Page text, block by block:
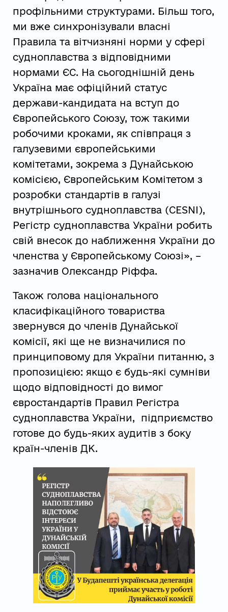
профільними структурами. Більш того,
ми вже синхронізували власні
Правила та вітчизняні норми у сфері
судноплавства з відповідними
нормами ЄС. На сьогоднішній день
Україна має офіційний статус
держави-кандидата на вступ до
Європейського Союзу, тож такими
робочими кроками, як співпраця з
галузевими європейськими
комітетами, зокрема з Дунайською
комісією, Європейським Комітетом з
розробки стандартів в галузі
внутрішнього судноплавства (CESNI),
Регістр судноплавства України робить
свій внесок до наближення України до
членства у Європейському Союзі», –
зазначив Олександр Ріффа.
Також голова національного
класифікаційного товариства
звернувся до членів Дунайської
комісії, які ще не визначилися по
принциповому для України питанню, з
пропозицією: якщо є будь-які сумніви
щодо відповідності до вимог
євростандартів Правил Регістра
судноплавства України, підприємство
готове до будь-яких аудитів з боку
країн-членів ДК.